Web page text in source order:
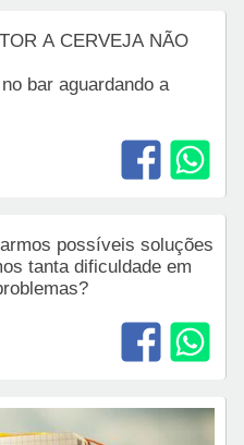
A CERVEJA NÃO
bar aguardando a
possíveis soluções
tanta dificuldade em